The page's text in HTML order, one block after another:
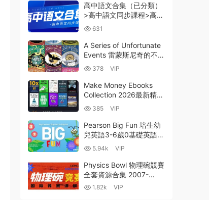
高中語文合集（已分類）
>高中語文同步課程>高一
高二高三基礎知識+課程
精講+課後作業+高考提升
百度雲網盤下載
631
A Series of Unfortunate
Events 雷蒙斯尼奇的不幸
曆險 全套13冊英文
PDF+EPUB+MOBI電子書
+MP3音頻+歌曲 百度網
盤下載
378 VIP
Make Money Ebooks
Collection 2026最新精選
10套國外輕資産創業賺錢
實操英文版書籍 PDF電子
版合集 百度雲網盤下載
385 VIP
Pearson Big Fun 培生幼
兒英語3-6歲0基礎英語啓
蒙教材 全彩PDF MP3音
頻 白闆軟件 教學資源 百
度網盤下載-4GB
5.94k VIP
Physics Bowl 物理碗競賽
全套資源合集 2007-
2026真題+答案 競賽參考
1.82k VIP